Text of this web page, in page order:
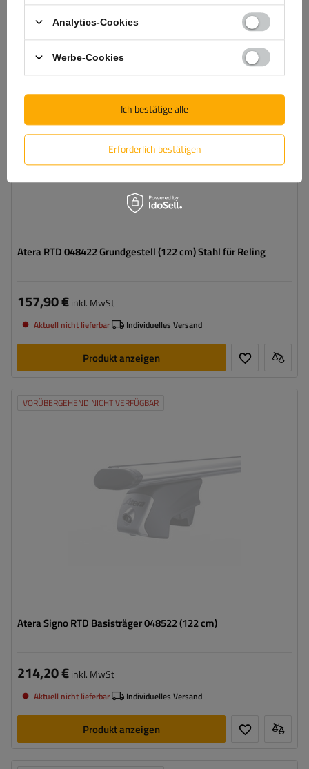
VORÜBERGEHEND NICHT VERFÜGBAR
Atera RTD 048422 Grundgestell (122 cm) Stahl für Reling
157,90 €inkl. MwSt
Aktuell nicht lieferbar Individuelles Versand
Produkt anzeigen
VORÜBERGEHEND NICHT VERFÜGBAR
Atera Signo RTD Basisträger 048522 (122 cm)
214,20 €inkl. MwSt
Aktuell nicht lieferbar Individuelles Versand
Produkt anzeigen
Analytics-Cookies
Werbe-Cookies
Erforderlich bestätigen
Ich bestätige alle